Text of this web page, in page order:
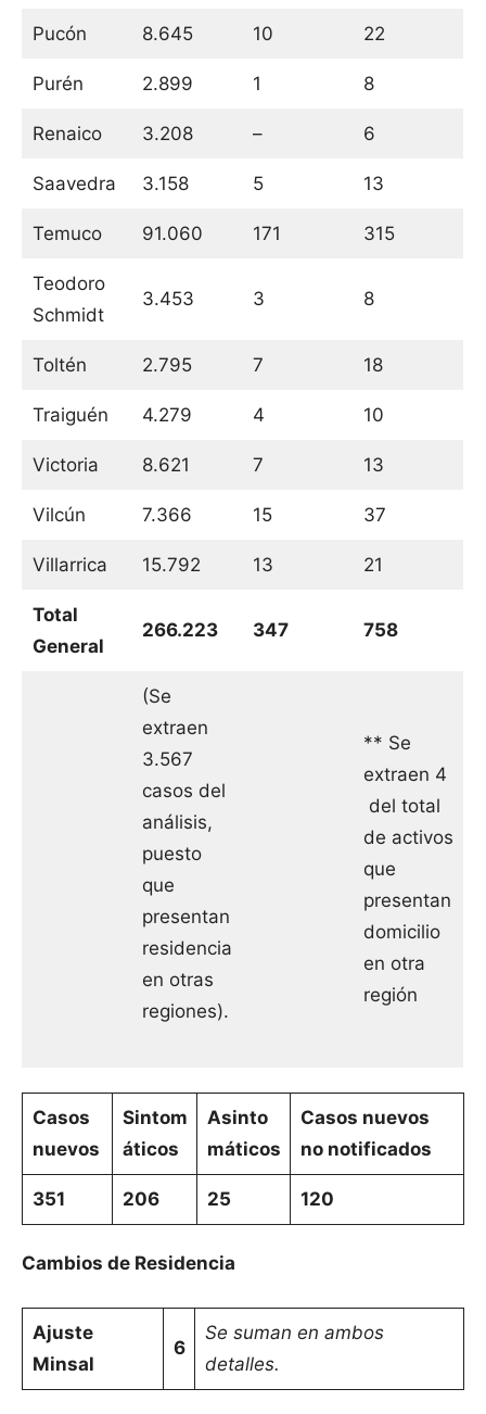
Pucón 8.645 10 22
Purén 2.899 1 8
Renaico 3.208 – 6
Saavedra 3.158 5 13
Temuco 91.060 171 315
Teodoro
Schmidt
3.453 3 8
Toltén 2.795 7 18
Traiguén 4.279 4 10
Victoria 8.621 7 13
Vilcún 7.366 15 37
Villarrica 15.792 13 21
Total
General
266.223 347 758
(Se
extraen
3.567
casos del
análisis,
puesto
que
presentan
residencia
en otras
regiones).
** Se
extraen 4
del total
de activos
que
presentan
domicilio
en otra
región
Casos
nuevos
Sintom
áticos
Asinto
máticos
Casos nuevos
no notificados
351 206 25 120
Cambios de Residencia
Ajuste
Minsal
6
Se suman en ambos
detalles.